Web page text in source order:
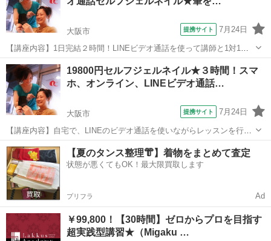
にご自分で実践することが可能です♪...
大阪市 提携サイト 7月24日
【講座内容】1日完結２時間！LINEビデオ通話を使って講師と1対1で
レッスンします！通常のジェルネイルよりもとっても簡単にご自宅で
セルフジェルネイルが楽しめるようになるレッスンです。デザインは
決まったチップタイプのジェルから...
大阪 大阪市 ネイル
19800円セルフジェルネイル★３時間！スマ
ホ、オンライン、LINEビデオ通話…
大阪市 提携サイト 7月24日
【講座内容】自宅で、LINEのビデオ通話を使いながらレッスンを行い
ます。1日完結3時間！気軽にセルフジェルネイルが楽しめるようにな
るレッスンです。デザインは特に指定が無ければ、未経験の方でも簡
単なラメグラデーションを予定。ご...
大阪 大阪市 ネイル
【夏のタンス整理👘】着物をまとめて査定
状態が悪くてもOK！最大限買取します
プリフラ Ad
￥99,800！【30時間】ゼロからプロを目指す
超実践型講習★（Migaku …